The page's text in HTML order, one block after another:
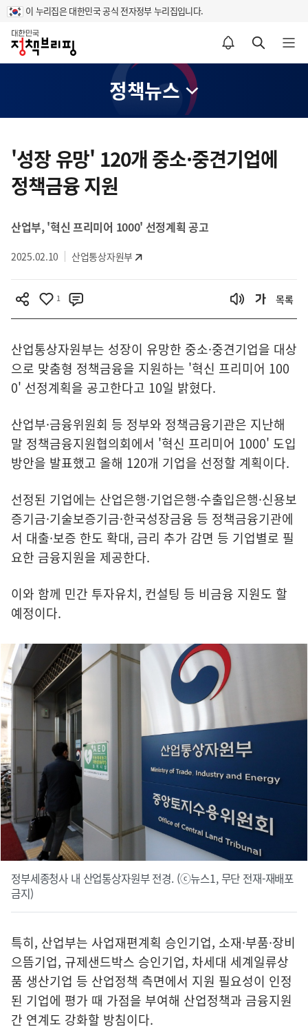
이 누리집은 대한민국 공식 전자정부 누리집입니다.
홈
알림설정 바로가기 검색 바로가기 메뉴 열기
정책뉴스
텐
영
'성장 유망' 120개 중소·중견기업에
정책금융 지원
산업부, '혁신 프리미어 1000' 선정계획 공고
2025.02.10 산업통상자원부
1 목록
산업통상자원부는 성장이 유망한 중소·중견기업을 대상
으로 맞춤형 정책금융을 지원하는 '혁신 프리미어 100
0' 선정계획을 공고한다고 10일 밝혔다.
산업부·금융위원회 등 정부와 정책금융기관은 지난해
말 정책금융지원협의회에서 '혁신 프리미어 1000' 도입
방안을 발표했고 올해 120개 기업을 선정할 계획이다.
선정된 기업에는 산업은행·기업은행·수출입은행·신용보
증기금·기술보증기금·한국성장금융 등 정책금융기관에
서 대출·보증 한도 확대, 금리 추가 감면 등 기업별로 필
요한 금융지원을 제공한다.
이와 함께 민간 투자유치, 컨설팅 등 비금융 지원도 할
예정이다.
정부세종청사 내 산업통상자원부 전경. (ⓒ뉴스1, 무단 전재-재배포
금지)
특히, 산업부는 사업재편계획 승인기업, 소재·부품·장비
으뜸기업, 규제샌드박스 승인기업, 차세대 세계일류상
품 생산기업 등 산업정책 측면에서 지원 필요성이 인정
된 기업에 평가 때 가점을 부여해 산업정책과 금융지원
간 연계도 강화할 방침이다.